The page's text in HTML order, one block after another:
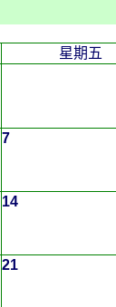
星期五
7
14
21